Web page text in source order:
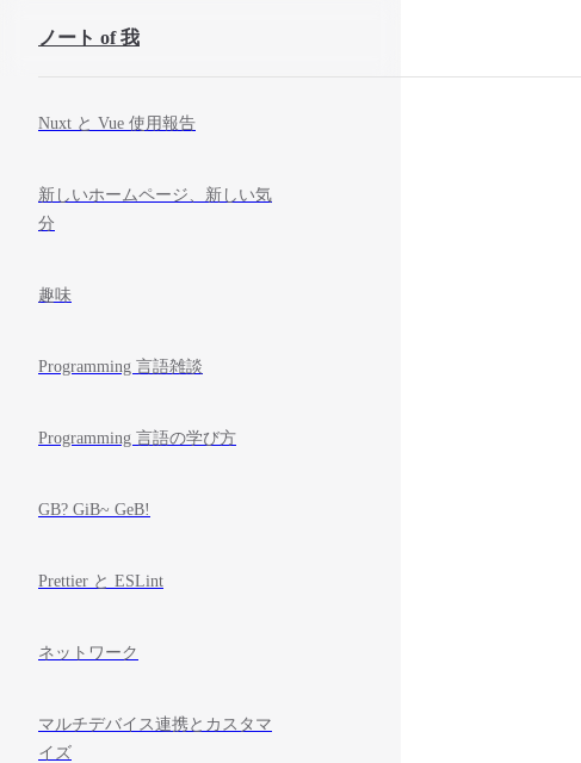
コンテンツにスキップ
ノート of 我
Nuxt と Vue 使用報告
新しいホームページ、新しい気
分
趣味
Programming 言語雑談
Programming 言語の学び方
GB? GiB~ GeB!
Prettier と ESLint
ネットワーク
マルチデバイス連携とカスタマ
イズ